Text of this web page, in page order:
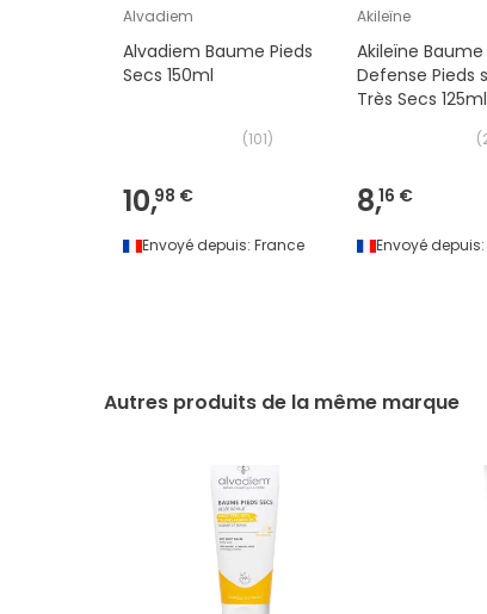
Alvadiem
Alvadiem Baume Pieds
Secs 150ml
(101)
10,98 €
Envoyé depuis: France
Akileïne
Akileïne
Defense Pieds
Très Secs 125ml
(
8,16 €
Envoyé depuis:
Autres produits de la même marque